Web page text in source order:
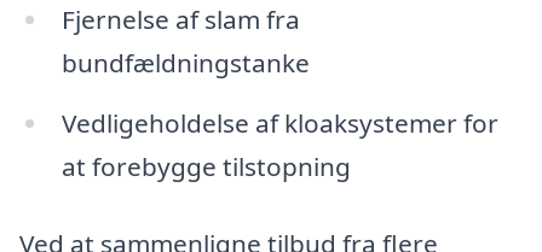
Fjernelse af slam fra
bundfældningstanke
Vedligeholdelse af kloaksystemer for
at forebygge tilstopning
Ved at sammenligne tilbud fra flere